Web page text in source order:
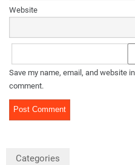
Website
Save my name, email, and website
comment.
Categories